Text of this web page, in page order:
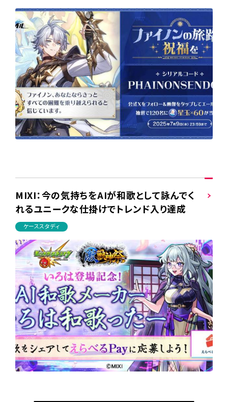
MIXI：今の気持ちをAIが和歌として詠んでく
れるユニークな仕掛けでトレンド入り達成
ケーススタディ